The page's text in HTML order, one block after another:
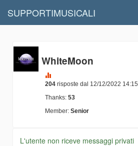
SUPPORTIMUSICALI
WhiteMoon
204 risposte dal 12/12/2022 14:15
Thanks: 53
Member: Senior
L'utente non riceve messaggi privati